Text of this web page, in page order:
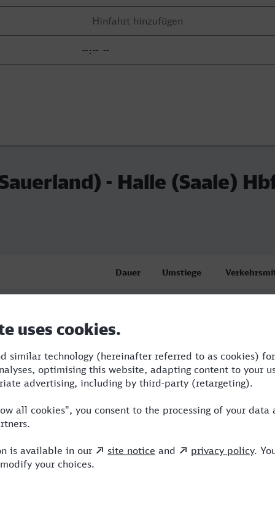
- Halle (Saale)
Dauer Umstiege
6:13 6
Bussteig 8